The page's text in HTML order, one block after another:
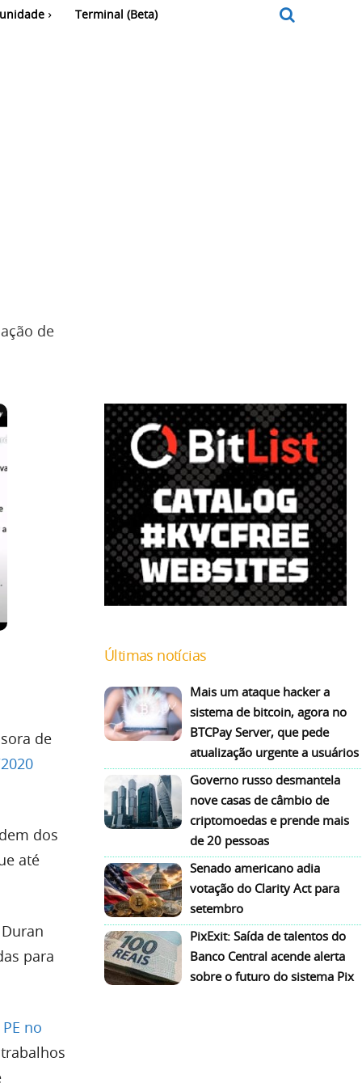
Terminal (Beta)
de
de
dos
até
Duran
para
no
Últimas notícias
Mais um ataque hacker a
sistema de bitcoin, agora no
BTCPay Server, que pede
atualização urgente a usuários
Governo russo desmantela
nove casas de câmbio de
criptomoedas e prende mais
de 20 pessoas
Senado americano adia
votação do Clarity Act para
setembro
PixExit: Saída de talentos do
Banco Central acende alerta
sobre o futuro do sistema Pix